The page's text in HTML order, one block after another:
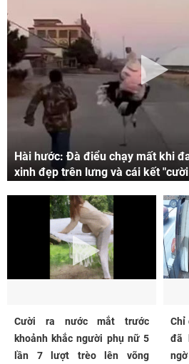
Hài hước: Đà điểu chạy mất khi
xinh đẹp trên lưng và cái kết
Cười ra nước mắt trước
khoảnh khắc người phụ nữ 5
lần 7 lượt trèo lên võng
Chỉ
đã